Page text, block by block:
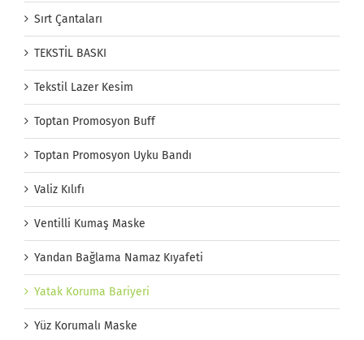
Sırt Çantaları
TEKSTİL BASKI
Tekstil Lazer Kesim
Toptan Promosyon Buff
Toptan Promosyon Uyku Bandı
Valiz Kılıfı
Ventilli Kumaş Maske
Yandan Bağlama Namaz Kıyafeti
Yatak Koruma Bariyeri
Yüz Korumalı Maske